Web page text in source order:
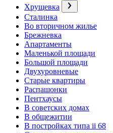
Хрущевка
Сталинка
Во вторичном жилье
Брежневка
Апартаменты
Маленькой площади
Большой площади
Двухуровневые
Старые квартиры
Распашонки
Пентхаусы
В советских домах
В общежитии
В постройках типа ii 68